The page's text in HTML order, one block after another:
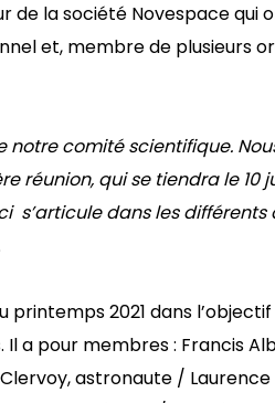
la société Novespace qui
et, membre de plusieurs
notre comité scientifique.
réunion, qui se tiendra le 10
s’articule dans les
2021 dans
a pour membres : Francis
astronaute /